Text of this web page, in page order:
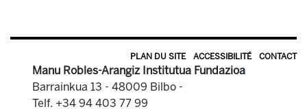
PLAN DU SITE ACCESSIBILITÉ CONTACT
Manu Robles-Arangiz Institutua Fundazioa
Barrainkua 13 - 48009 Bilbo -
Telf. +34 94 403 77 99